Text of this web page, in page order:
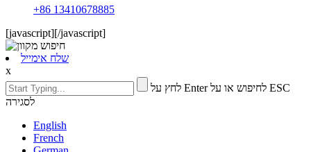
+86 13410678885
[javascript][/javascript]
שלח אימייל
x
לחץ על Enter לחיפוש או על ESC
לסגירה
English
French